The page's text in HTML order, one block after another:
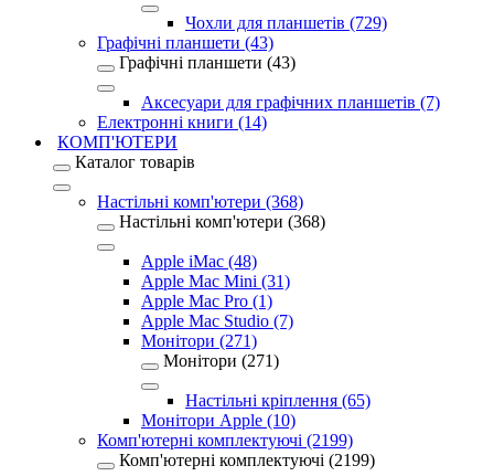
Чохли для планшетів (729)
Графічні планшети (43)
Графічні планшети (43)
Аксесуари для графічних планшетів (7)
Електронні книги (14)
КОМП'ЮТЕРИ
Каталог товарів
Настільні комп'ютери (368)
Настільні комп'ютери (368)
Apple iMac (48)
Apple Mac Mini (31)
Apple Mac Pro (1)
Apple Mac Studio (7)
Монітори (271)
Монітори (271)
Настільні кріплення (65)
Монітори Apple (10)
Комп'ютерні комплектуючі (2199)
Комп'ютерні комплектуючі (2199)